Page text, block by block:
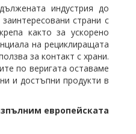
индустрия до
страни с
както за ускорено
на рециклиращата
за контакт с храни.
по веригата оставаме
и достъпни продукти в
европейската